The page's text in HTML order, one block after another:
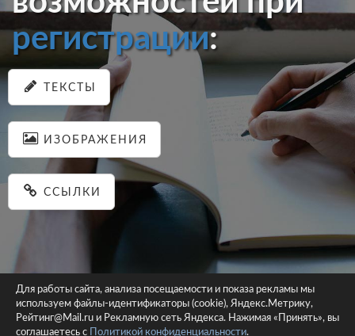
регистрации:
ТЕКСТЫ
ИЗОБРАЖЕНИЯ
ССЫЛКИ
© 2026 pastein.ru |Пользовательское соглашение|Политика
конфиденциальности
Для работы сайта, анализа посещаемости и показа рекламы мы
используем файлы-идентификаторы (cookie), Яндекс.Метрику,
Рейтинг@Mail.ru и Рекламную сеть Яндекса. Нажимая «Принять», вы
соглашаетесь с
Политикой конфиденциальности.